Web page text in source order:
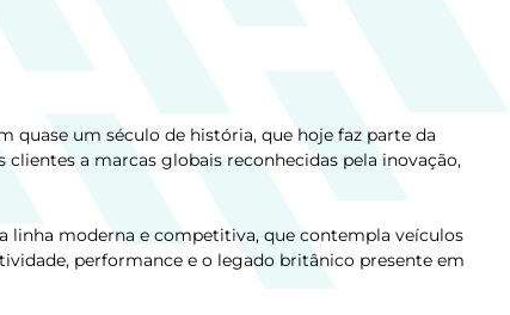
quase um século de história, que hoje faz parte da
a marcas globais reconhecidas pela inovação,
linha moderna e competitiva, que contempla veículos
performance e o legado britânico presente em